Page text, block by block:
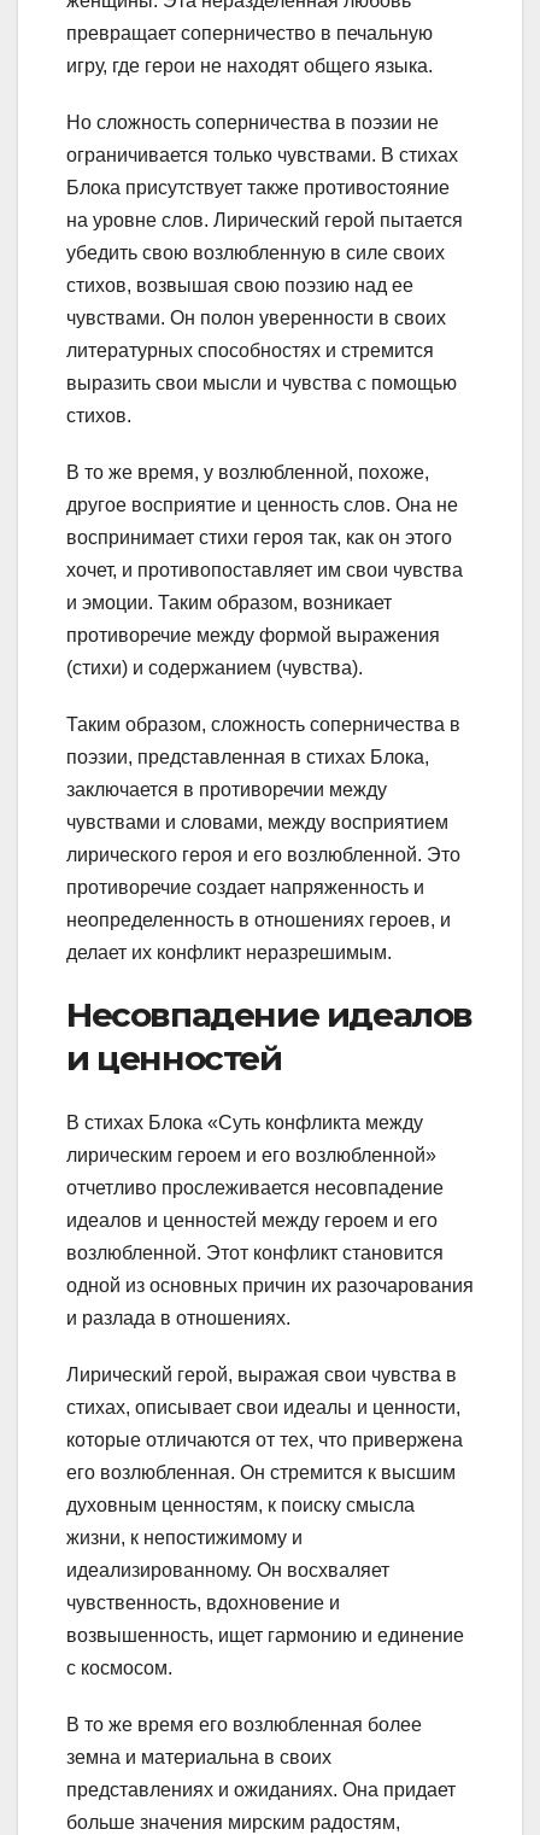
превращает соперничество в печальную
игру, где герои не находят общего языка.
Но сложность соперничества в поэзии не
ограничивается только чувствами. В стихах
Блока присутствует также противостояние
на уровне слов. Лирический герой пытается
убедить свою возлюбленную в силе своих
стихов, возвышая свою поэзию над ее
чувствами. Он полон уверенности в своих
литературных способностях и стремится
выразить свои мысли и чувства с помощью
стихов.
В то же время, у возлюбленной, похоже,
другое восприятие и ценность слов. Она не
воспринимает стихи героя так, как он этого
хочет, и противопоставляет им свои чувства
и эмоции. Таким образом, возникает
противоречие между формой выражения
(стихи) и содержанием (чувства).
Таким образом, сложность соперничества в
поэзии, представленная в стихах Блока,
заключается в противоречии между
чувствами и словами, между восприятием
лирического героя и его возлюбленной. Это
противоречие создает напряженность и
неопределенность в отношениях героев, и
делает их конфликт неразрешимым.
Несовпадение идеалов
и ценностей
В стихах Блока «Суть конфликта между
лирическим героем и его возлюбленной»
отчетливо прослеживается несовпадение
идеалов и ценностей между героем и его
возлюбленной. Этот конфликт становится
одной из основных причин их разочарования
и разлада в отношениях.
Лирический герой, выражая свои чувства в
стихах, описывает свои идеалы и ценности,
которые отличаются от тех, что привержена
его возлюбленная. Он стремится к высшим
духовным ценностям, к поиску смысла
жизни, к непостижимому и
идеализированному. Он восхваляет
чувственность, вдохновение и
возвышенность, ищет гармонию и единение
с космосом.
В то же время его возлюбленная более
земна и материальна в своих
представлениях и ожиданиях. Она придает
больше значения мирским радостям,